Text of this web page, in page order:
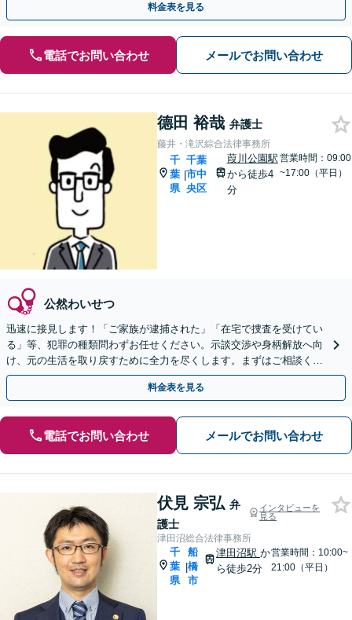
料金表を見る
電話でお問い合わせ メールでお問い合わせ
德田 裕哉 弁護士
藤井・滝沢綜合法律事務所
千
葉
県
|
千葉
市中
央区
葭川公園駅
から徒歩4
分
営業時間：09:00
~17:00（平日）
公然わいせつ
迅速に接見します！「ご家族が逮捕された」「在宅で捜査を受けてい
る」等、犯罪の種類問わずお任せください。示談交渉や身柄解放へ向
け、元の生活を取り戻すために全力を尽くします。まずはご相談くだ
さい【事前予約で休日・夜間面談可】
料金表を見る
電話でお問い合わせ メールでお問い合わせ
伏見 宗弘 弁
護士
インタビューを
見る
津田沼総合法律事務所
千
葉
県
|
船
橋
市
津田沼駅 か
ら徒歩2分
営業時間：10:00~
21:00（平日）